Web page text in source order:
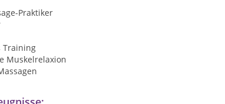
Praktiker
Training
Muskelrelaxion